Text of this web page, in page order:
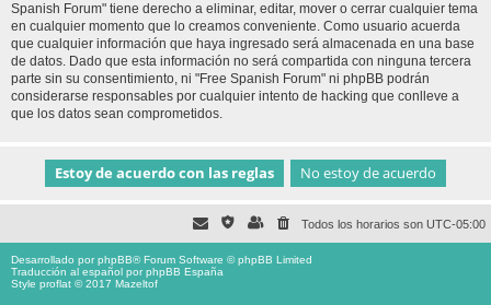
Spanish Forum" tiene derecho a eliminar, editar, mover o cerrar cualquier tema
en cualquier momento que lo creamos conveniente. Como usuario acuerda
que cualquier información que haya ingresado será almacenada en una base
de datos. Dado que esta información no será compartida con ninguna tercera
parte sin su consentimiento, ni "Free Spanish Forum" ni phpBB podrán
considerarse responsables por cualquier intento de hacking que conlleve a
que los datos sean comprometidos.
Todos los horarios son UTC-05:00
Desarrollado porphpBB® Forum Software © phpBB Limited
Traducción al español porphpBB España
Style proflat © 2017 Mazeltof